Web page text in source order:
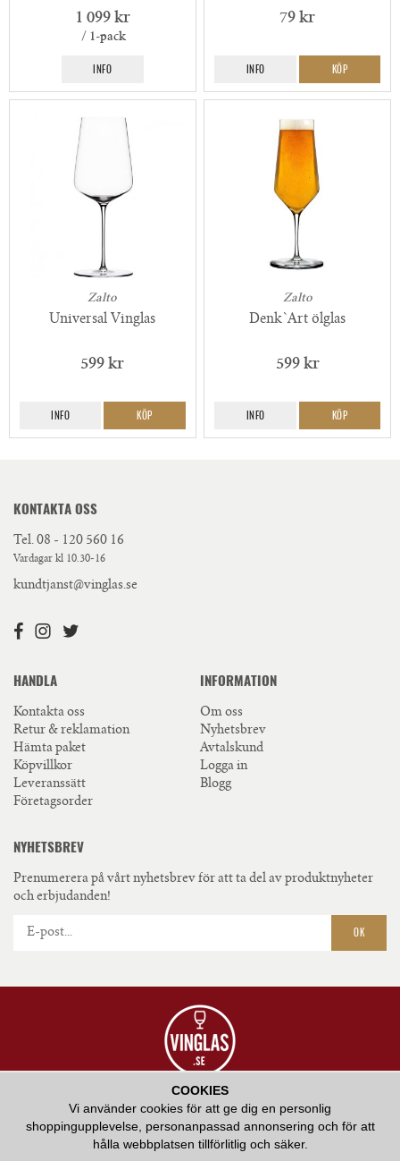
1 099 kr
/ 1-pack
INFO
79 kr
INFO KÖP
Zalto
Universal Vinglas
599 kr
INFO KÖP
Zalto
Denk`Art ölglas
599 kr
INFO KÖP
KONTAKTA OSS
Tel. 08 - 120 560 16
Vardagar kl 10.30-16
kundtjanst@vinglas.se
HANDLA
Kontakta oss
Retur & reklamation
Hämta paket
Köpvillkor
Leveranssätt
Företagsorder
INFORMATION
Om oss
Nyhetsbrev
Avtalskund
Logga in
Blogg
NYHETSBREV
Prenumerera på vårt nyhetsbrev för att ta del av produktnyheter
och erbjudanden!
OK
VÅR AMBITION ÄR ATT ERBJUDA HÖGKVALITATIV SERVICE OCH ATT BIDRA
MED VÅR KUNSKAP KRING HUR RÄTT GLAS KAN FÖRHÖJA EN
SMAKUPPLEVELSE.
COOKIES
Vi använder cookies för att ge dig en personlig
shoppingupplevelse, personanpassad annonsering och för att
hålla webbplatsen tillförlitlig och säker.